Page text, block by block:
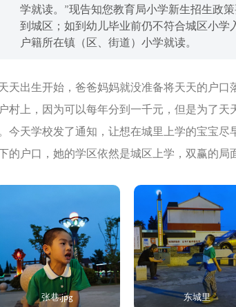
学就读。”现告知您教育局小学新生招生政
到城区；如到幼儿毕业前仍不符合城区小学
户籍所在镇（区、街道）小学就读。
天出生开始，爸爸妈妈就没准备将天天的户
村上，因为可以每年分到一千元，但是为了
今天学校发了通知，让想在城里上学的宝宝尽
的户口，她的学区依然是城区上学，双赢的局
张巷.jpg 东城里